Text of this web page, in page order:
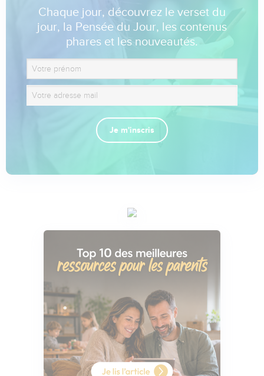
Chaque jour, découvrez le verset du
jour, la Pensée du Jour, les contenus
phares et les nouveautés.
Je m'inscris